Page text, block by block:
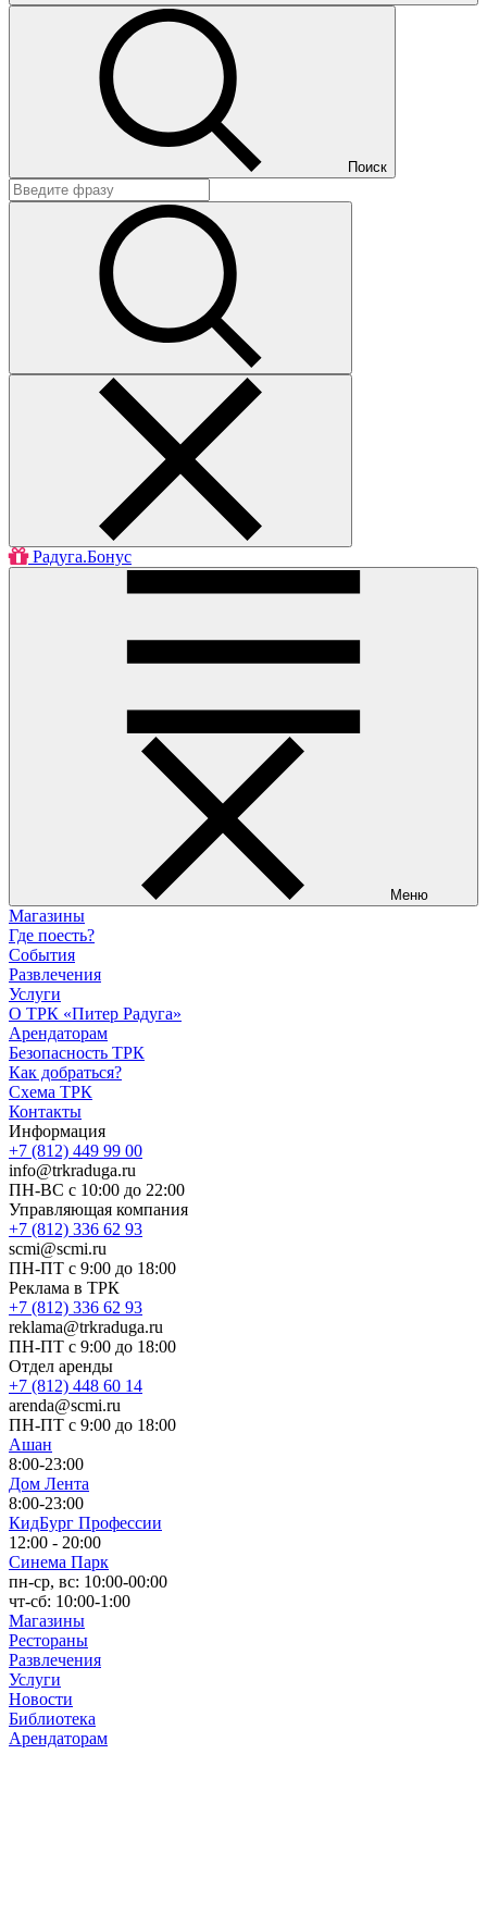
Поиск
Радуга.Бонус
Меню
Магазины
Где поесть?
События
Развлечения
Услуги
О ТРК «Питер Радуга»
Арендаторам
Безопасность ТРК
Как добраться?
Схема ТРК
Контакты
Информация
+7 (812) 449 99 00
info@trkraduga.ru
ПН-ВС с 10:00 до 22:00
Управляющая компания
+7 (812) 336 62 93
scmi@scmi.ru
ПН-ПТ с 9:00 до 18:00
Реклама в ТРК
+7 (812) 336 62 93
reklama@trkraduga.ru
ПН-ПТ с 9:00 до 18:00
Отдел аренды
+7 (812) 448 60 14
arenda@scmi.ru
ПН-ПТ с 9:00 до 18:00
Ашан
8:00-23:00
Дом Лента
8:00-23:00
КидБург Профессии
12:00 - 20:00
Синема Парк
пн-ср, вс: 10:00-00:00
чт-сб: 10:00-1:00
Магазины
Рестораны
Развлечения
Услуги
Новости
Библиотека
Арендаторам